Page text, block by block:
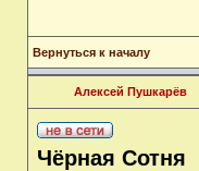
Вернуться к началу
Алексей Пушкарёв
Чёрная Сотня